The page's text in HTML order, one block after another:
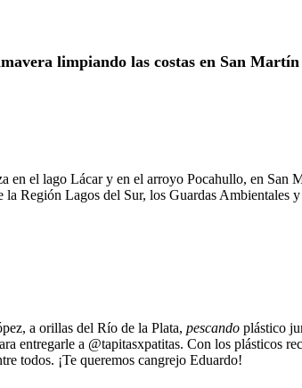
limpiando las costas en San
en el lago Lácar y en el arroyo Pocahullo, en San
Región Lagos del Sur, los Guardas Ambientales
a orillas del Río de la Plata, pescando plástico
entregarle a @tapitasxpatitas. Con los plásticos
todos. ¡Te queremos cangrejo Eduardo!